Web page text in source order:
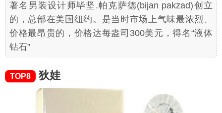
著名男装设计师毕坚.帕克萨德(bijan pakzad)创立
的，总部在美国纽约。是当时市场上气味最浓烈、
价格最昂贵的，价格达每盎司300美元，得名“液体
钻石”
TOP8 狄娃